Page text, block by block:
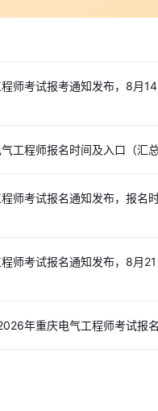
电气工程师报考：流程+时间
程师考试大纲、教材变动、模
师考试报考通知发布，8月
工程师报名时间及入口（汇
师考试报名通知发布，报名
师考试报名通知发布，8月
年重庆电气工程师考试报